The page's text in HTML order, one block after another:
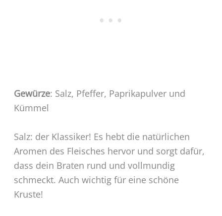
Gewürze: Salz, Pfeffer, Paprikapulver und
Kümmel
Salz: der Klassiker! Es hebt die natürlichen
Aromen des Fleisches hervor und sorgt dafür,
dass dein Braten rund und vollmundig
schmeckt. Auch wichtig für eine schöne
Kruste!